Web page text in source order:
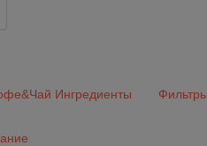
Ингредиенты